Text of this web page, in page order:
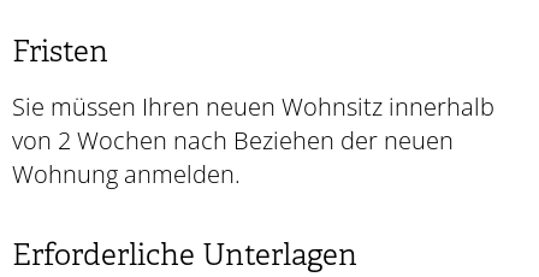
Fristen
Sie müssen Ihren neuen Wohnsitz innerhalb
von 2 Wochen nach Beziehen der neuen
Wohnung anmelden.
Erforderliche Unterlagen